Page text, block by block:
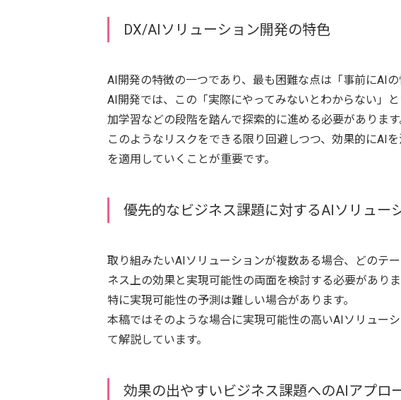
DX/AIソリューション開発の特色
AI開発の特徴の一つであり、最も困難な点は「事前にAI
AI開発では、この「実際にやってみないとわからない」
加学習などの段階を踏んで探索的に進める必要があります
このようなリスクをできる限り回避しつつ、効果的にAI
を適用していくことが重要です。
優先的なビジネス課題に対するAIソリュー
取り組みたいAIソリューションが複数ある場合、どのテ
ネス上の効果と実現可能性の両面を検討する必要がありま
特に実現可能性の予測は難しい場合があります。
本稿ではそのような場合に実現可能性の高いAIソリュー
て解説しています。
効果の出やすいビジネス課題へのAIアプロ